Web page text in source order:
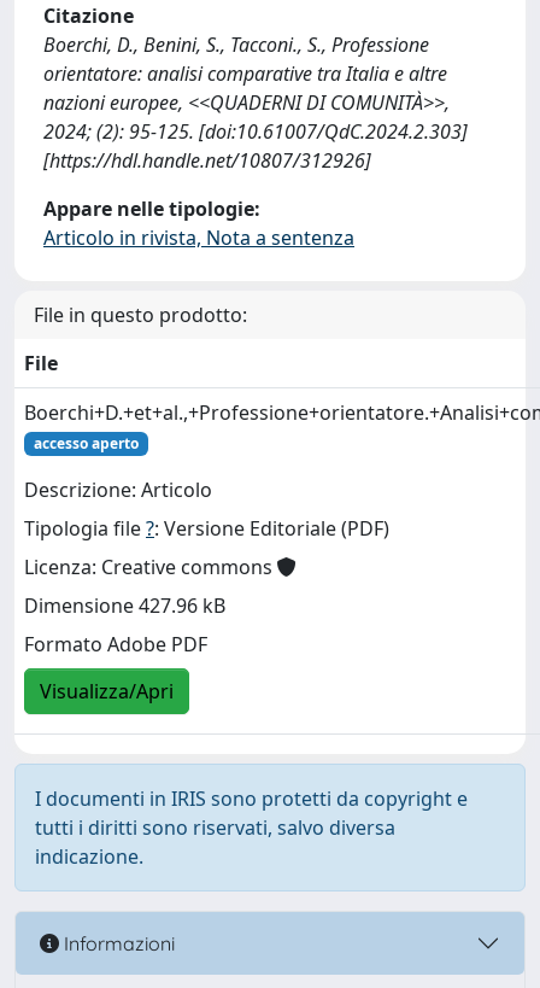
Citazione
Boerchi, D., Benini, S., Tacconi., S., Professione
orientatore: analisi comparative tra Italia e altre
nazioni europee, <<QUADERNI DI COMUNITÀ>>,
2024; (2): 95-125. [doi:10.61007/QdC.2024.2.303]
[https://hdl.handle.net/10807/312926]
Appare nelle tipologie:
Articolo in rivista, Nota a sentenza
File in questo prodotto:
File
accesso aperto
Descrizione: Articolo
Tipologia file?: Versione Editoriale (PDF)
Licenza: Creative commons
Dimensione 427.96 kB
Formato Adobe PDF
Visualizza/Apri
I documenti in IRIS sono protetti da copyright e
tutti i diritti sono riservati, salvo diversa
indicazione.
Informazioni